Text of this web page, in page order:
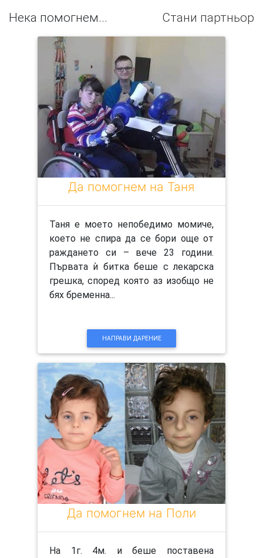
Нека помогнем... Стани партньор
Да помогнем на Таня
Таня е моето непобедимо момиче,
което не спира да се бори още от
раждането си – вече 23 години.
Първата ѝ битка беше с лекарска
грешка, според която аз изобщо не
бях бременна...
НАПРАВИ ДАРЕНИЕ
Да помогнем на Поли
На 1г. 4м. и беше поставена